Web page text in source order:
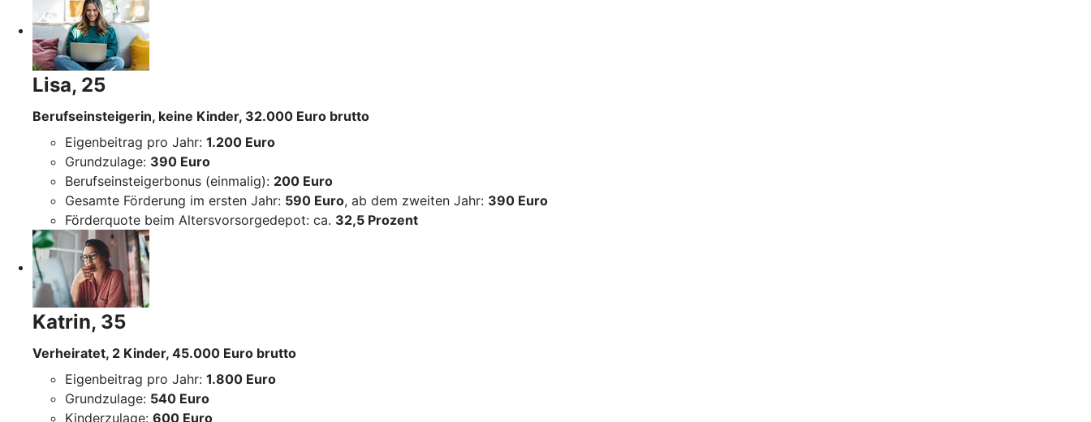
Lisa, 25
Berufseinsteigerin, keine Kinder, 32.000 Euro brutto
Eigenbeitrag pro Jahr: 1.200 Euro
Grundzulage: 390 Euro
Berufseinsteigerbonus (einmalig): 200 Euro
Gesamte Förderung im ersten Jahr: 590 Euro, ab dem zweiten Jahr: 390 Euro
Förderquote beim Altersvorsorgedepot: ca. 32,5 Prozent
Katrin, 35
Verheiratet, 2 Kinder, 45.000 Euro brutto
Eigenbeitrag pro Jahr: 1.800 Euro
Grundzulage: 540 Euro
Kinderzulage: 600 Euro